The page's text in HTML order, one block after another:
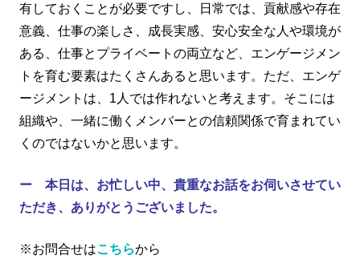
有しておくことが必要ですし、日常では、貢献感や存在
意義、仕事の楽しさ、成長実感、安心安全な人や環境が
ある、仕事とプライベートの両立など、エンゲージメン
トを育む要素はたくさんあると思います。ただ、エンゲ
ージメントは、1人では作れないと考えます。そこには
組織や、一緒に働くメンバーとの信頼関係で育まれてい
くのではないかと思います。
ー 本日は、お忙しい中、貴重なお話をお伺いさせてい
ただき、ありがとうございました。
※お問合せはこちらから